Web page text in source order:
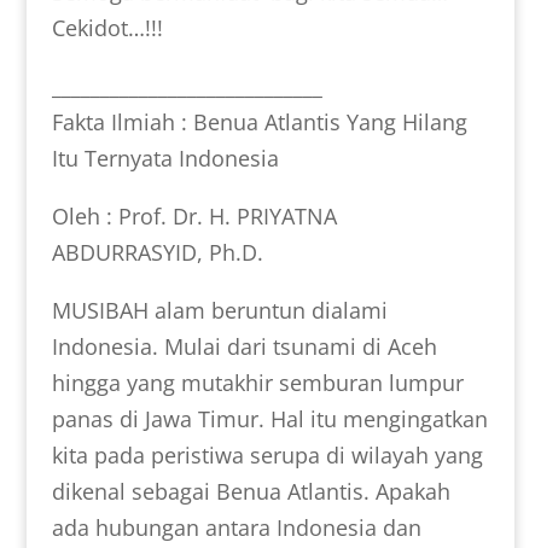
Cekidot…!!!
Fakta Ilmiah : Benua Atlantis Yang Hilang
Itu Ternyata Indonesia
Oleh : Prof. Dr. H. PRIYATNA
ABDURRASYID, Ph.D.
MUSIBAH alam beruntun dialami
Indonesia. Mulai dari tsunami di Aceh
hingga yang mutakhir semburan lumpur
panas di Jawa Timur. Hal itu mengingatkan
kita pada peristiwa serupa di wilayah yang
dikenal sebagai Benua Atlantis. Apakah
ada hubungan antara Indonesia dan